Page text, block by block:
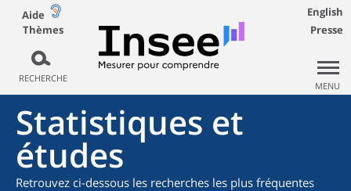
Aide
Thèmes
RECHERCHE
English
Presse
MENU
Statistiques et
études
Retrouvez ci-dessous les recherches les plus fréquentes